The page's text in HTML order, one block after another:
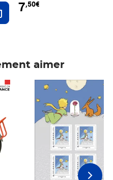
Ajouter au panier
7,50€
aimer
Prix 7,50€